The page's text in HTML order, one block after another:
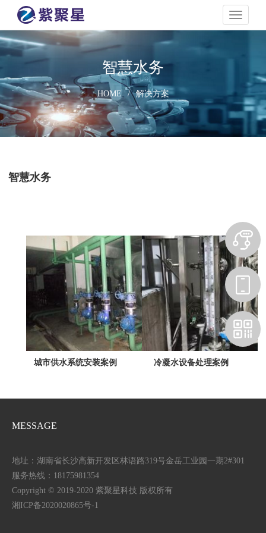
智慧水务
HOME / 解决方案
智慧水务
城市供水系统安装案例 冷凝水设备处理案例
MESSAGE
地址：湖南省长沙高新开发区林语路319号金岳工业园一期2#301
服务热线：18175981354
Copyright © 2019-2020 紫聚星科技 版权所有
湘ICP备2020020865号-1